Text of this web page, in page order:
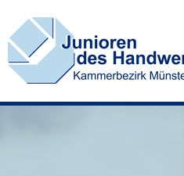
Inhalt
springen